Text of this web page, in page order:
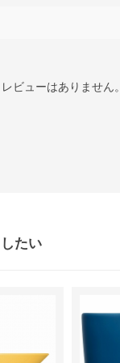
レビューはありません。
たい